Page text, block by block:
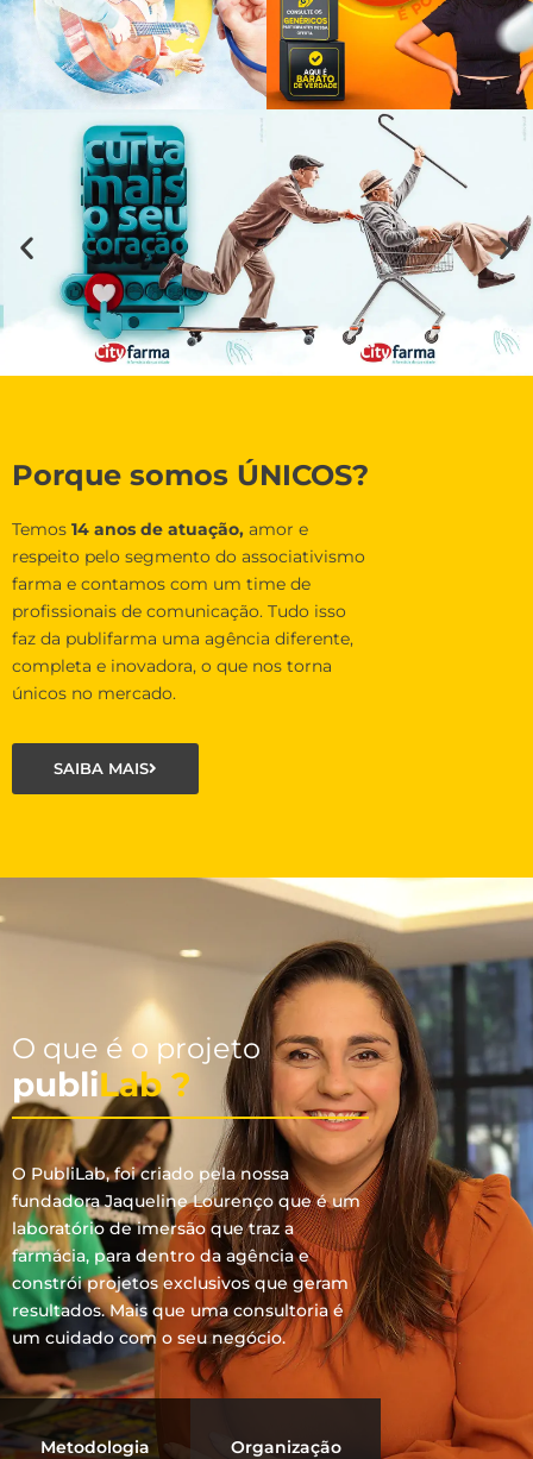
Porque somos ÚNICOS?
Temos 14 anos de atuação, amor e
respeito pelo segmento do associativismo
farma e contamos com um time de
profissionais de comunicação. Tudo isso
faz da publifarma uma agência diferente,
completa e inovadora, o que nos torna
únicos no mercado.
SAIBA MAIS
O que é o projeto
publiLab ?
O PubliLab, foi criado pela nossa
fundadora Jaqueline Lourenço que é um
laboratório de imersão que traz a
farmácia, para dentro da agência e
constrói projetos exclusivos que geram
resultados. Mais que uma consultoria é
um cuidado com o seu negócio.
Metodologia Organização